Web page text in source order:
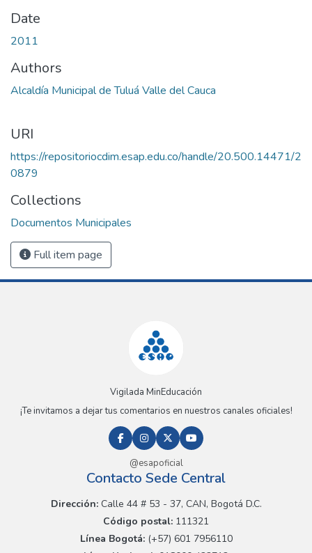
Date
2011
Authors
Alcaldía Municipal de Tuluá Valle del Cauca
URI
https://repositoriocdim.esap.edu.co/handle/20.500.14471/2
0879
Collections
Documentos Municipales
Full item page
Vigilada MinEducación
¡Te invitamos a dejar tus comentarios en nuestros canales oficiales!
@esapoficial
Contacto Sede Central
Dirección:Calle 44 # 53 - 37, CAN, Bogotá D.C.
Código postal: 111321
Línea Bogotá:(+57) 601 7956110